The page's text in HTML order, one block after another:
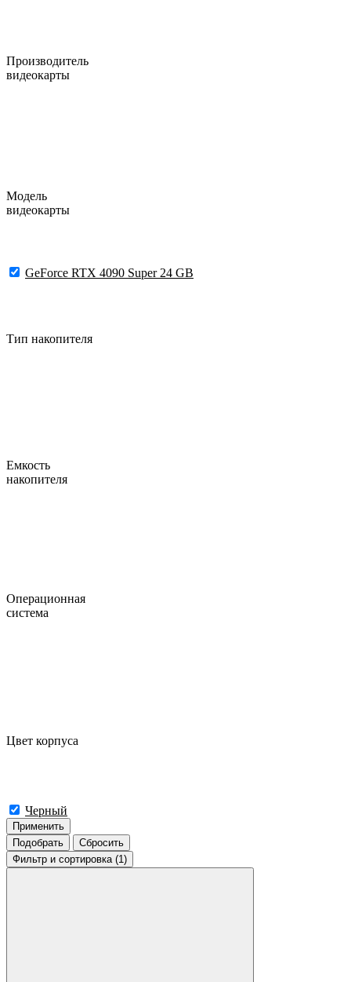
Производитель
видеокарты
Модель
видеокарты
GeForce RTX 4090 Super 24 GB
Тип накопителя
Емкость
накопителя
Операционная
система
Цвет корпуса
Черный
Применить
Подобрать
Сбросить
Фильтр и сортировка (1)